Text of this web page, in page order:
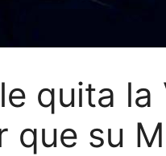
quita
que su